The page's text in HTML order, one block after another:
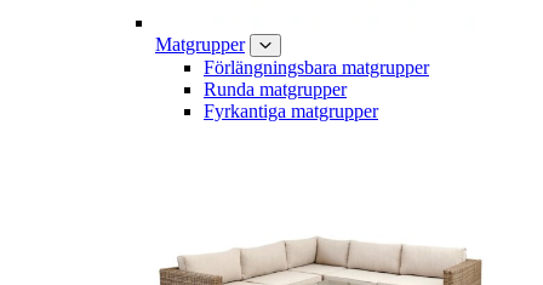
Matgrupper
Förlängningsbara matgrupper
Runda matgrupper
Fyrkantiga matgrupper